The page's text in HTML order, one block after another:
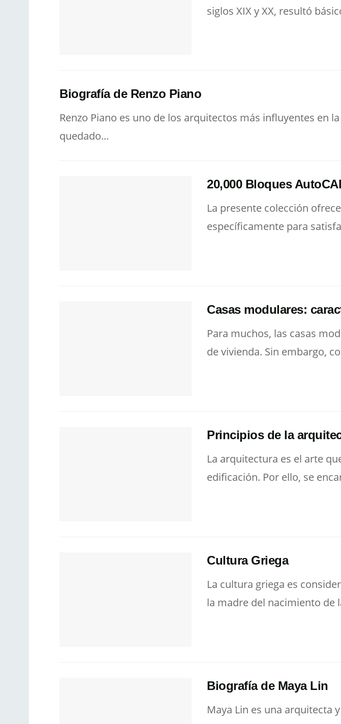
siglos XIX y XX, resultó
Biografía de Renzo Piano
Renzo Piano es uno de los arquitectos más influyentes en
quedado...
20,000 Bloques
La presente colección
específicamente para
Casas modulares:
Para muchos, las casas
de vivienda. Sin embargo,
Principios de la
La arquitectura es el arte
edificación. Por ello, se
Cultura Griega
La cultura griega es
la madre del nacimiento de
Biografía de Maya Lin
Maya Lin es una arquitecta